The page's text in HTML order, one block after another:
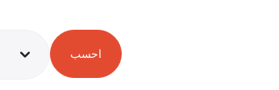
احسب